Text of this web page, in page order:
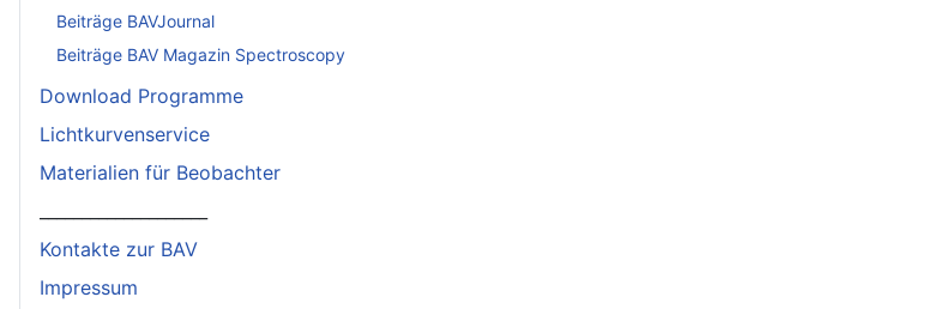
Beiträge BAVJournal
Beiträge BAV Magazin Spectroscopy
Download Programme
Lichtkurvenservice
Materialien für Beobachter
Kontakte zur BAV
Impressum